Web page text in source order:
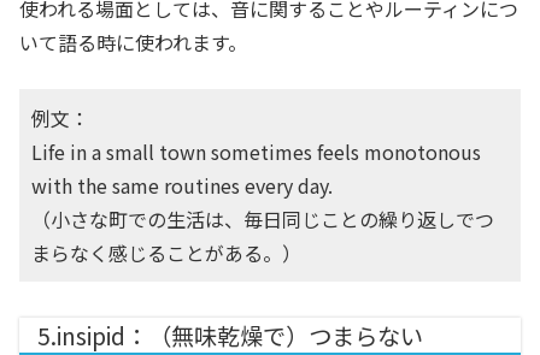
使われる場面としては、音に関することやルーティンにつ
いて語る時に使われます。
例文：
Life in a small town sometimes feels monotonous
with the same routines every day.
（小さな町での生活は、毎日同じことの繰り返しでつ
まらなく感じることがある。）
5.insipid：（無味乾燥で）つまらない